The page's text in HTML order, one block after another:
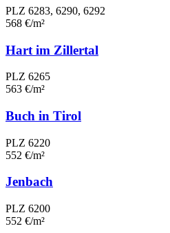
PLZ 6283, 6290, 6292
568 €/m²
Hart im Zillertal
PLZ 6265
563 €/m²
Buch in Tirol
PLZ 6220
552 €/m²
Jenbach
PLZ 6200
552 €/m²